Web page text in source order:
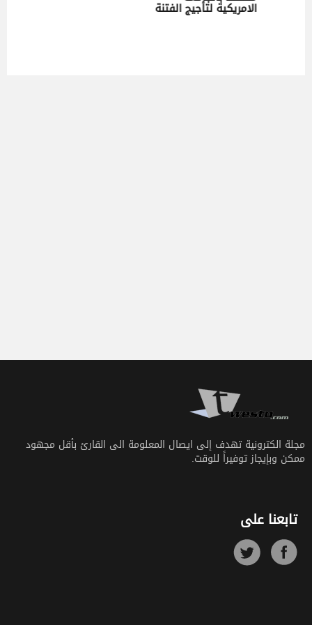
الامريكية لتأجيج الفتنة
مجلة الكترونية تهدف إلى ايصال المعلومة الى القارئ بأقل مجهود
ممكن وبإيجاز توفيراً للوقت.
تابعنا على